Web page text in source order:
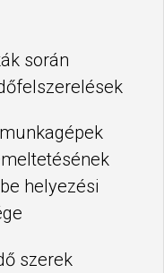
során
helyezési
szerek